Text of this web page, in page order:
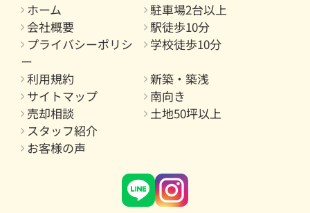
ホーム
駐車場2台以上
会社概要
駅徒歩10分
プライバシーポリシ
ー
学校徒歩10分
利用規約
新築・築浅
サイトマップ
南向き
売却相談
土地50坪以上
スタッフ紹介
お客様の声